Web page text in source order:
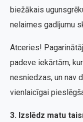
biežākais
nelaimes gadījumu
Atceries!
padeve iekārtām,
nesniedzas, un nav
vienlaicīgai
3. Izslēdz matu